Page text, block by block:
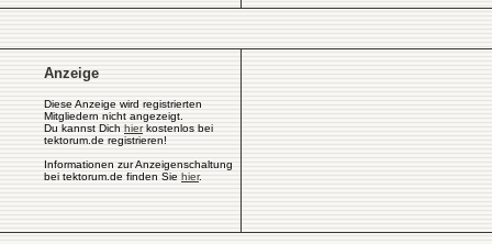
Anzeige
Diese Anzeige wird registrierten
Mitgliedern nicht angezeigt.
Du kannst Dich hierkostenlos bei
tektorum.de registrieren!
Informationen zur Anzeigenschaltung
bei tektorum.de finden Sie hier.